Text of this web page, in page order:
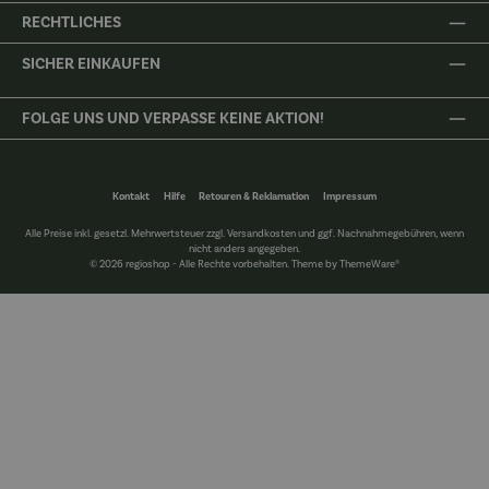
RECHTLICHES
SICHER EINKAUFEN
FOLGE UNS UND VERPASSE KEINE AKTION!
Kontakt Hilfe Retouren & Reklamation Impressum
Alle Preise inkl. gesetzl. Mehrwertsteuer zzgl. Versandkostenund ggf. Nachnahmegebühren, wenn
nicht anders angegeben.
© 2026 regioshop - Alle Rechte vorbehalten. Theme byThemeWare®